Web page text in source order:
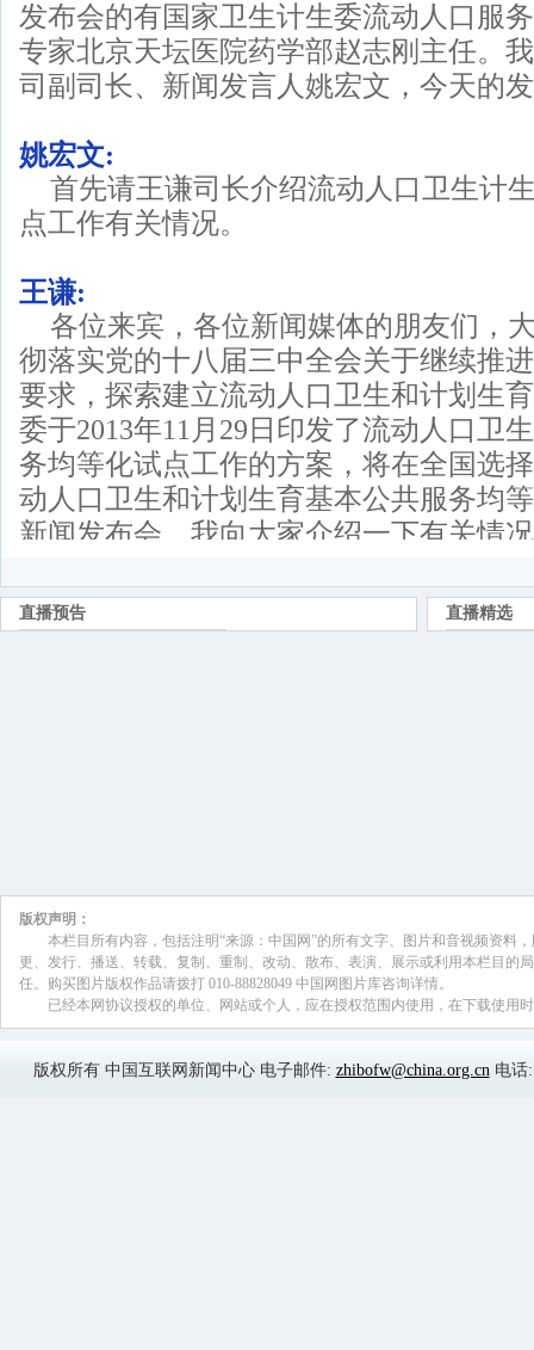
发布会的有国家卫生计生委流动人口服
专家北京天坛医院药学部赵志刚主任。
司副司长、新闻发言人姚宏文，今天的
姚宏文:
首先请王谦司长介绍流动人口卫生计
点工作有关情况。
王谦:
各位来宾，各位新闻媒体的朋友们，
彻落实党的十八届三中全会关于继续推
要求，探索建立流动人口卫生和计划生
委于2013年11月29日印发了流动人口卫
务均等化试点工作的方案，将在全国选
动人口卫生和计划生育基本公共服务均
新闻发布会，我向大家介绍一下有关情
王谦:
一、开展流动人口卫生计生基本公共
严峻的挑战。相关调查表明，流动人口
公共服务的状况还不太理想，它是我们
服务的难点和薄弱环节。做好这个群体
卫生和计划生育基本公共服务均等化、
会精神的具体惠民举措。